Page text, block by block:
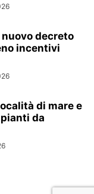
decreto
incentivi
di mare e
da